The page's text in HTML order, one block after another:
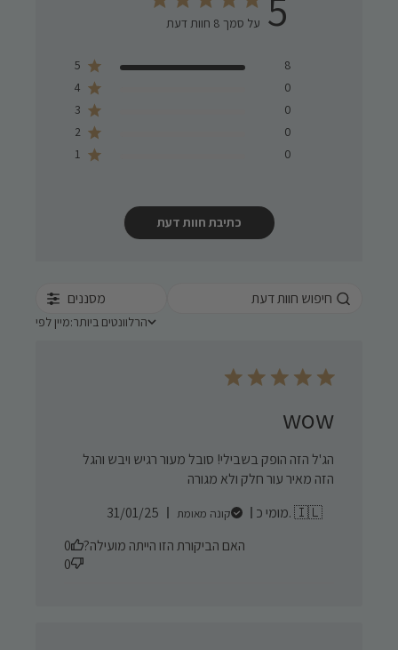
Score of 5 out of 5 stars
על סמך 8 חוות דעת
5
8
4
0
3
0
2
0
1
0
כתיבת חוות דעת
מסננים
מיין לפי
מיין לפי:הרלוונטים ביותר
wow
הג'ל הזה הופק בשבילי! סובל מעור רגיש ויבש והגל
הזה מאיר עור חלק ולא מגורה
מומי כ. 🇮🇱
קונה מאומתPublished
31/01/25
האם הביקורת הזו הייתה מועילה?
0
0